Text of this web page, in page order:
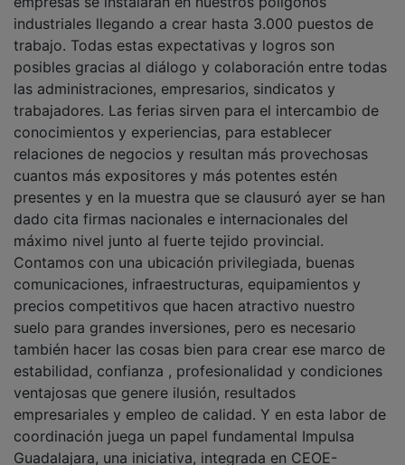
industriales llegando a crear hasta 3.000 puestos de
trabajo. Todas estas expectativas y logros son
posibles gracias al diálogo y colaboración entre todas
las administraciones, empresarios, sindicatos y
trabajadores. Las ferias sirven para el intercambio de
conocimientos y experiencias, para establecer
relaciones de negocios y resultan más provechosas
cuantos más expositores y más potentes estén
presentes y en la muestra que se clausuró ayer se han
dado cita firmas nacionales e internacionales del
máximo nivel junto al fuerte tejido provincial.
Contamos con una ubicación privilegiada, buenas
comunicaciones, infraestructuras, equipamientos y
precios competitivos que hacen atractivo nuestro
suelo para grandes inversiones, pero es necesario
también hacer las cosas bien para crear ese marco de
estabilidad, confianza , profesionalidad y condiciones
ventajosas que genere ilusión, resultados
empresariales y empleo de calidad. Y en esta labor de
coordinación juega un papel fundamental Impulsa
Guadalajara, una iniciativa, integrada en CEOE-